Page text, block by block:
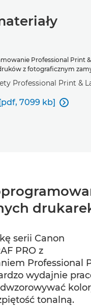
Professional Print
z fotograficznym
Professional Print &
7099 kb] 
serii Canon
PRO z
Professional
wydajnie
tonalną.